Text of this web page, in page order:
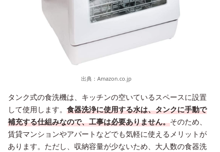
出典： Amazon.co.jp
タンク式の食洗機は、キッチンの空いているスペースに設置
して使用します。 食器洗浄に使用する水は、タンクに手動で
補充する仕組みなので、工事は必要ありません。そのため、
賃貸マンションやアパートなどでも気軽に使えるメリットが
あります。ただし、収納容量が少ないため、大人数の食器洗